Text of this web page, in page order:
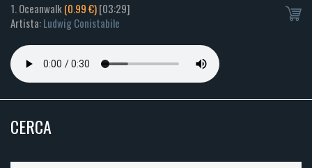
1. Oceanwalk(0.99 €)[03:29]
Artista:Ludwig Conistabile
CERCA